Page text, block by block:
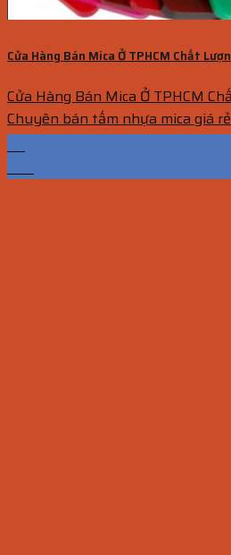
Cửa Hàng Bán Mica Ở TPHCM Chất
Cửa Hàng Bán Mica Ở TPHCM
Chuyên bán tấm nhựa mica giá